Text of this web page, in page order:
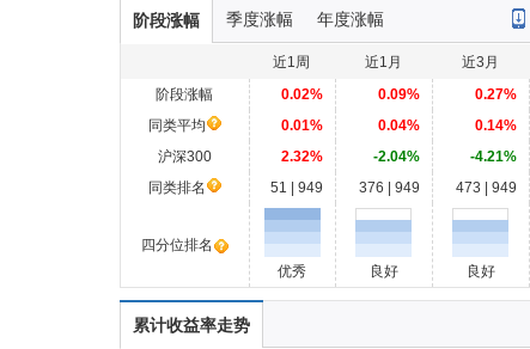
阶段涨幅 季度涨幅 年度涨幅
近1周 近1月 近3月
阶段涨幅
0.02% 0.09% 0.27%
同类平均
0.01% 0.04% 0.14%
沪深300
2.32% -2.04% -4.21%
同类排名
51 | 949 376 | 949 473 | 949
四分位排名
优秀
良好 良好
累计收益率走势